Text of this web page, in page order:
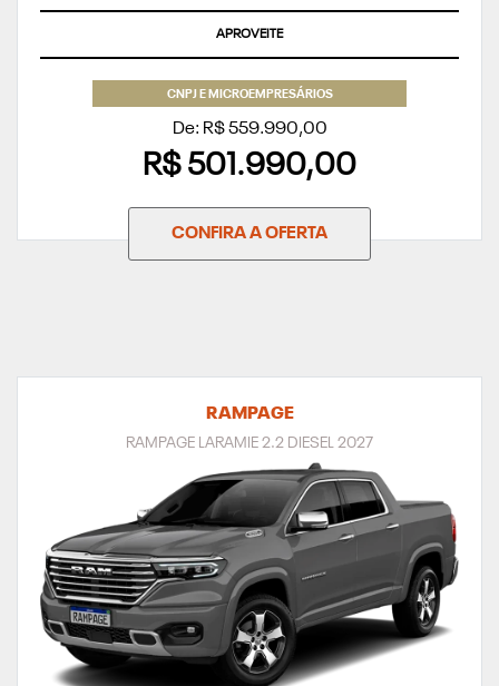
APROVEITE
CNPJ E MICROEMPRESÁRIOS
De: R$ 559.990,00
R$ 501.990,00
CONFIRA A OFERTA
RAMPAGE
RAMPAGE LARAMIE 2.2 DIESEL 2027